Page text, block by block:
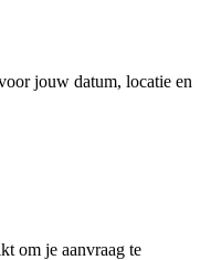
jouw datum, locatie en
om je aanvraag te